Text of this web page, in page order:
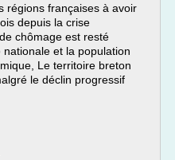
régions françaises à avoir
depuis la crise
chômage est resté
et la population
Le territoire breton
le déclin progressif